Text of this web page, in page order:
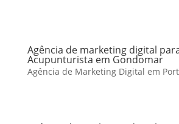
Agência de marketing digital
Acupunturista em Gondomar
Agência de Marketing Digital em